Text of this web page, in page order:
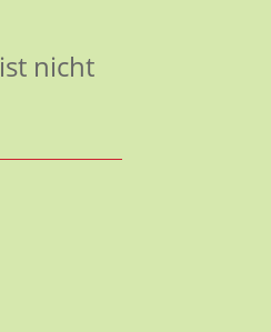
ist nicht